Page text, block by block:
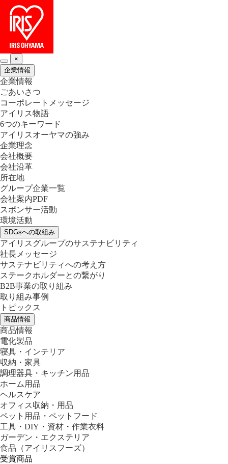
×
企業情報
企業情報
ごあいさつ
コーポレートメッセージ
アイリス物語
6つのキーワード
アイリスオーヤマの強み
企業理念
会社概要
会社沿革
所在地
グループ企業一覧
会社案内PDF
スポンサー活動
環境活動
SDGsへの取組み
アイリスグループのサステナビリティ
社長メッセージ
サステナビリティへの考え方
ステークホルダーとの繋がり
B2B事業の取り組み
取り組み事例
トピックス
商品情報
商品情報
電化製品
寝具・インテリア
収納・家具
調理器具・キッチン用品
ホーム用品
ヘルスケア
オフィス収納・用品
ペット用品・ペットフード
工具・DIY・資材・作業衣料
ガーデン・エクステリア
食品 （アイリスフーズ）
受賞商品